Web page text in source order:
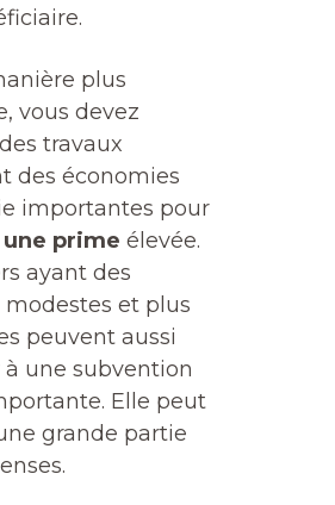
plus
vous devez
travaux
des économies
importantes pour
prime élevée.
ayant des
modestes et plus
peuvent aussi
à une subvention
Elle peut
grande partie